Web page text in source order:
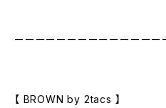
ーーーーーーーーーーーーーー
【 BROWN by 2tacs 】